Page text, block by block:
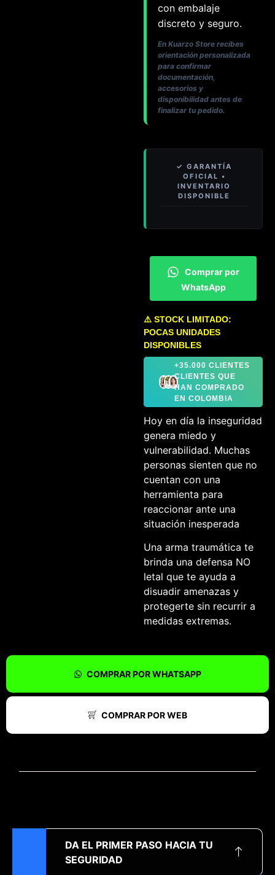
con embalaje
discreto y seguro.
En Kuarzo Store recibes
orientación personalizada
para confirmar
documentación,
accesorios y
disponibilidad antes de
finalizar tu pedido.
Comprar por
WhatsApp
⚠️ STOCK LIMITADO:
POCAS UNIDADES
DISPONIBLES
+35.000 CLIENTES
CLIENTES QUE
HAN COMPRADO
EN COLOMBIA
Hoy en día la inseguridad
genera miedo y
vulnerabilidad. Muchas
personas sienten que no
cuentan con una
herramienta para
reaccionar ante una
situación inesperada
Una arma traumática te
brinda una defensa NO
letal que te ayuda a
disuadir amenazas y
protegerte sin recurrir a
medidas extremas.
COMPRAR POR WHATSAPP
COMPRAR POR WEB
DA EL PRIMER PASO HACIA TU
SEGURIDAD